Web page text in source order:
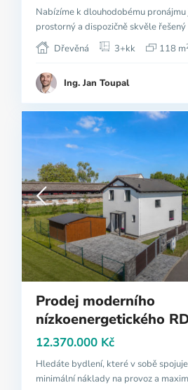
Nabízíme k dlouhodobému
prostorný a dispozičně skvěle
Dřevěná
3+kk 118 m
Ing. Jan Toupal
Prodej moderního
nízkoenergetického
12.370.000 Kč
Hledáte bydlení, které v sobě
minimální náklady na provoz a